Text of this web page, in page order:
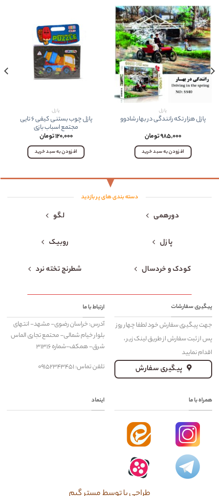
پازل
پازل هزار تکه رانندگی در بهار شادوو
۹۸۵,۰۰۰تومان
افزودن به سبد خرید
پازل
پازل چوب بستنی کيفی ۶ تایی
مجتمع اسباب بازی
۱۲۰,۰۰۰تومان
افزودن به سبد خرید
دسته بندی های پر بازدید
دورهمی لگو
پازل روبیک
کودک و خردسال شطرنج تخته نرد
پیگیری سفارشات
جهت پیگیری سفارش خود لطفا چهار روز
پس از ثبت سفارش از طریق لینک زیر ،
اقدام نمایید
پیگیری سفارش
ارتباط با ما
آدرس: خراسان رضوی- مشهد- انتهای
بلوار خیام شمالی- محتمع تجاری الماس
شرق- همکف-شماره ۳۱۳۱۶
تلفن تماس: ۰۹۱۵۲۳۴۳۴۵۱
همراه با ما اینماد